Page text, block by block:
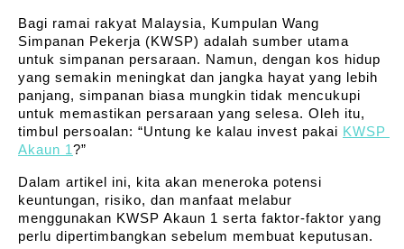
Bagi ramai rakyat Malaysia, Kumpulan Wang
Simpanan Pekerja (KWSP) adalah sumber utama
untuk simpanan persaraan. Namun, dengan kos hidup
yang semakin meningkat dan jangka hayat yang lebih
panjang, simpanan biasa mungkin tidak mencukupi
untuk memastikan persaraan yang selesa. Oleh itu,
timbul persoalan: “Untung ke kalau invest pakai KWSP
Akaun 1 ?”
Dalam artikel ini, kita akan meneroka potensi
keuntungan, risiko, dan manfaat melabur
menggunakan KWSP Akaun 1 serta faktor-faktor yang
perlu dipertimbangkan sebelum membuat keputusan.